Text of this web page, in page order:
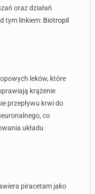
oraz działań
tym linkiem: Biotropil
leków, które
krążenie
przepływu krwi do
co
układu
piracetam jako